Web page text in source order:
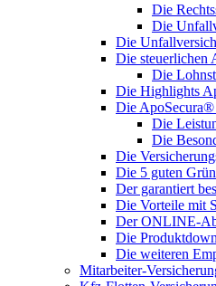
Die
Die
Die
Die steuerlichen
Die
Die Highlights
Die
Die
Die
Die
Die 5 guten
Der garantiert
Die Vorteile mit
Der ONLINE-
Die
Die weiteren
Mitarbeiter-